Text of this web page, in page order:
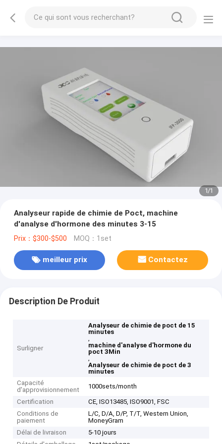
1/1
Analyseur rapide de chimie de Poct, machine
d'analyse d'hormone des minutes 3-15
Prix：$300-$500 MOQ：1set
meilleur prix Contactez
Description De Produit
Surligner
Analyseur de chimie de poct de 15
minutes
,
machine d'analyse d'hormone du
poct 3Min
,
Analyseur de chimie de poct de 3
minutes
Capacité
d'approvisionnement
1000sets/month
Certification
CE, ISO13485, ISO9001, FSC
Conditions de
paiement
L/C, D/A, D/P, T/T, Western Union,
MoneyGram
Délai de livraison
5-10 jours